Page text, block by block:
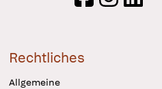
Rechtliches
Allgemeine